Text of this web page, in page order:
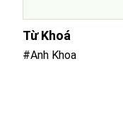
Từ Khoá
#Anh Khoa